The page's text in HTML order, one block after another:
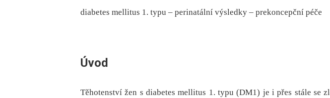
diabetes mellitus 1. typu – perinatální výsledky – prekoncepční péče
Úvod
Těhotenství žen s diabetes mellitus 1. typu (DM1) je i přes stále se